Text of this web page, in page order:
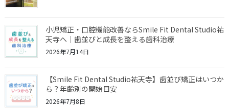
小児矯正・口腔機能改善ならSmile Fit Dental Studio祐
天寺へ｜歯並びと成長を整える歯科治療
2026年7月14日
【Smile Fit Dental Studio祐天寺】歯並び矯正はいつか
ら？年齢別の開始目安
2026年7月8日